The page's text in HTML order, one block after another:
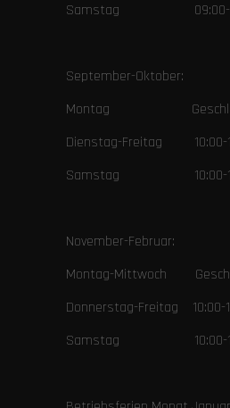
Samstag 09:00-
September-Oktober:
Montag
Dienstag-Freitag 10:00-
Samstag 10:00-
November-Februar:
Montag-Mittwoch
Donnerstag-Freitag 10:00-
Samstag 10:00-